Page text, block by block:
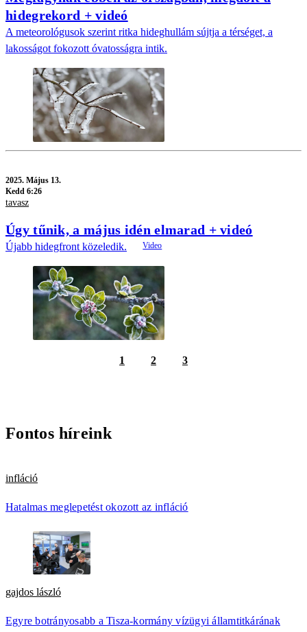
hidegrekord + videó
A meteorológusok szerint ritka hideghullám sújtja a térséget, a
lakosságot fokozott óvatosságra intik.
2025. Május 13.
Kedd 6:26
tavasz
Úgy tűnik, a május idén elmarad + videó
Újabb hidegfront közeledik.
1 2 3
Fontos híreink
infláció
Hatalmas meglepetést okozott az infláció
gajdos lászló
Egyre botrányosabb a Tisza-kormány vízügyi államtitkárának